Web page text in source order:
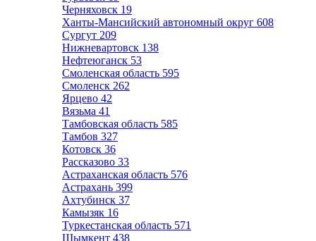
Черняховск 19
Ханты-Мансийский автономный округ 608
Сургут 209
Нижневартовск 138
Нефтеюганск 53
Смоленская область 595
Смоленск 262
Ярцево 42
Вязьма 41
Тамбовская область 585
Тамбов 327
Котовск 36
Рассказово 33
Астраханская область 576
Астрахань 399
Ахтубинск 37
Камызяк 16
Туркестанская область 571
Шымкент 438